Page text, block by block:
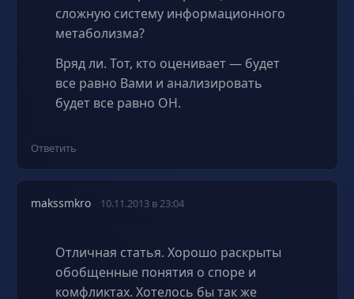
сложную систему информационного
метаболизма?
Вряд ли. Тот, кто оценивает — будет
все равно Вами и анализировать
будет все равно ОН.
Ответить
makssmkro 10.11.2013 в 23:04
Отличная статья. Хорошо раскрыты
обобщенные понятия о споре и
комфликтах. Хотелось бы так же